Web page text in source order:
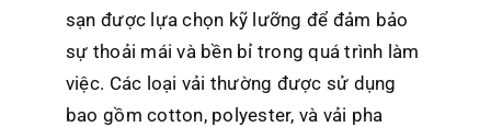
sạn được lựa chọn kỹ lưỡng để đảm bảo
sự thoải mái và bền bỉ trong quá trình làm
việc. Các loại vải thường được sử dụng
bao gồm cotton, polyester, và vải pha